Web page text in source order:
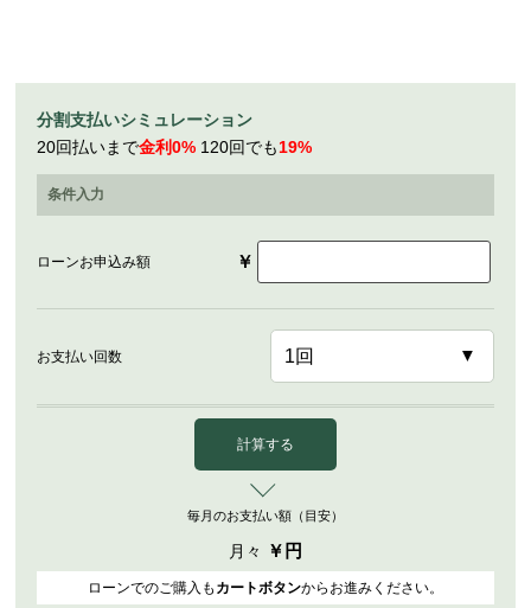
分割支払いシミュレーション
20回払いまで金利0% 120回でも19%
条件入力
ローンお申込み額 ￥
お支払い回数
計算する
毎月のお支払い額（目安）
月々 ￥ 円
ローンでのご購入も カートボタンからお進みください。